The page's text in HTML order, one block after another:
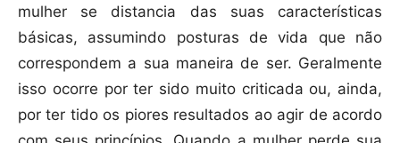
mulher se distancia das suas características
básicas, assumindo posturas de vida que não
correspondem a sua maneira de ser. Geralmente
isso ocorre por ter sido muito criticada ou, ainda,
por ter tido os piores resultados ao agir de acordo